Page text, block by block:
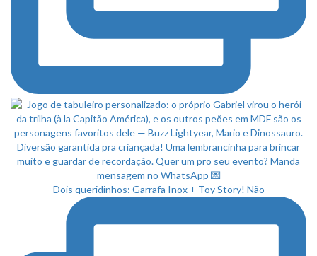
Dois queridinhos: Garrafa Inox + Toy Story! Não